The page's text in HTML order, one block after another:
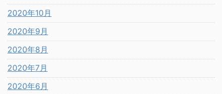
2020年10月
2020年9月
2020年8月
2020年7月
2020年6月